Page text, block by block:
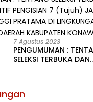
TINGGI PRATAMA DI
LINGKUNGAN
DAERAH KABUPATEN
7 Agustus 2023
PENGUMUMAN :
SELEKSI TERBUKA DAN
LINGKUNGAN